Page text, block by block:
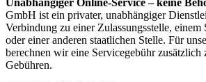
Unabhängiger Online-Service – keine
GmbH ist ein privater, unabhängiger
Verbindung zu einer Zulassungsstelle, einem
oder einer anderen staatlichen Stelle. Für
berechnen wir eine Servicegebühr zusätzlich
Gebühren.